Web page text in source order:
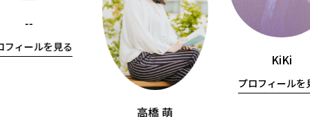
--
フィールを見る
高橋 萌
KiKi
プロフィールを